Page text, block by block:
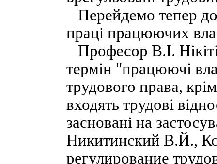
Перейдемо тепер
праці працюючих
Професор В.І.
термін "працюючі
трудового права,
входять трудові
засновані на
Никитинский В.Й.,
регулирование